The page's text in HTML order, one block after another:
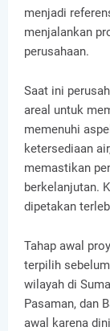
menjadi
menjalankan
perusahaan.
Saat ini
areal untuk
memenuhi
ketersediaan
memastikan
berkelanjutan.
dipetakan
Tahap awal
terpilih
wilayah di
Pasaman, dan
awal karena